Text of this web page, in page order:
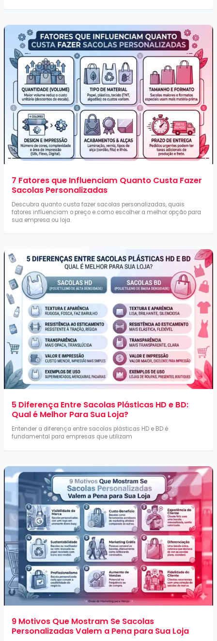
7 Fatores que Influenciam Quanto Custa Fazer
Sacolas Personalizadas
Descubra quanto custa fazer sacolas personalizadas, quais
fatores influenciam o preço e como escolher a melhor opção para
sua empresa ou loja.
5 Diferença Entre Sacolas Plásticas HD e BD:
Qual é Melhor Para Sua Loja?
Entender a diferença entre sacolas plásticas HD e BD é
fundamental para empresas que utilizam
9 Motivos Que Mostram Se Sacolas
Personalizadas Valem a Pena para Sua Loja